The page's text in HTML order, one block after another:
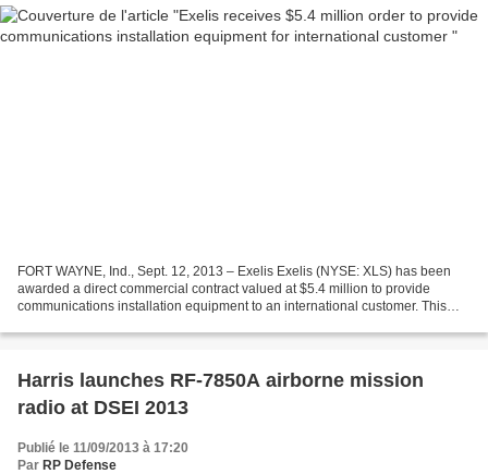
FORT WAYNE, Ind., Sept. 12, 2013 – Exelis Exelis (NYSE: XLS) has been
awarded a direct commercial contract valued at $5.4 million to provide
communications installation equipment to an international customer. This
Harris launches RF-7850A airborne mission
radio at DSEI 2013
Publié le 11/09/2013 à 17:20
Par RP Defense